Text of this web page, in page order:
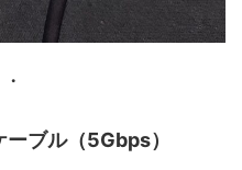
ブル（5Gbps）